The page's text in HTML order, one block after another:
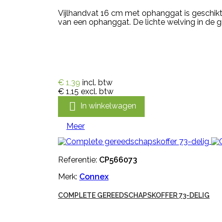
Vijlhandvat 16 cm met ophanggat is
van een ophanggat. De lichte welving in de
€ 1,39 incl. btw
€ 1,15 excl. btw
 In winkelwagen
Meer
Referentie: CP566073
Merk: Connex
COMPLETE GEREEDSCHAPSKOFFER 73-DELIG